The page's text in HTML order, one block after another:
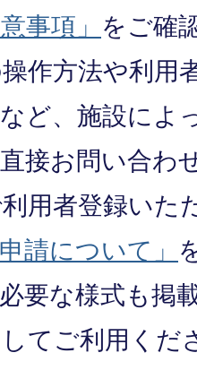
事項」 をご確
作方法や利用
ど、施設によ
接お問い合わ
用者登録いた
請について」
要な様式も掲
てご利用くだ